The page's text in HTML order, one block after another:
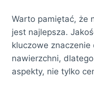
Warto pamiętać, że
jest najlepsza.
kluczowe znaczenie
nawierzchni,
aspekty, nie tylko